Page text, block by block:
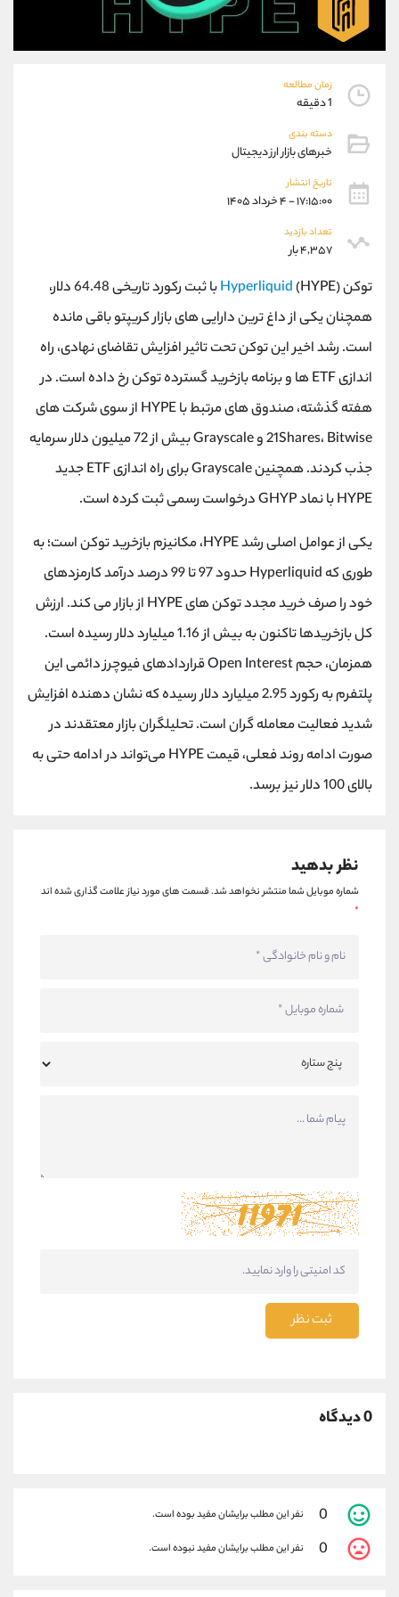
زمان مطالعه
1 دقیقه
دسته بندی
خبرهای بازار ارز دیجیتال
تاریخ انتشار
۱۷:۱۵:۰۰ - ۴ خرداد ۱۴۰۵
تعداد بازدید
۴,۳۵۷ بار
توکن Hyperliquid
(HYPE) با ثبت رکورد تاریخی 64.48 دلار،
همچنان یکی از داغ ترین دارایی های بازار کریپتو باقی مانده
است. رشد اخیر این توکن تحت تاثیر افزایش تقاضای نهادی، راه
اندازی ETF ها و برنامه بازخرید گسترده توکن رخ داده است. در
هفته گذشته، صندوق های مرتبط با HYPE از سوی شرکت های
21Shares، Bitwise و Grayscale بیش از 72 میلیون دلار سرمایه
جذب کردند. همچنین Grayscale برای راه اندازی ETF جدید
HYPE با نماد GHYP درخواست رسمی ثبت کرده است.
یکی از عوامل اصلی رشد HYPE، مکانیزم بازخرید توکن است؛ به
طوری که Hyperliquid حدود 97 تا 99 درصد درآمد کارمزدهای
خود را صرف خرید مجدد توکن های HYPE از بازار می کند. ارزش
کل بازخریدها تاکنون به بیش از 1.16 میلیارد دلار رسیده است.
همزمان، حجم Open Interest قراردادهای فیوچرز دائمی این
پلتفرم به رکورد 2.95 میلیارد دلار رسیده که نشان دهنده افزایش
شدید فعالیت معامله گران است. تحلیلگران بازار معتقدند در
صورت ادامه روند فعلی، قیمت HYPE می‌تواند در ادامه حتی به
بالای 100 دلار نیز برسد.
نظر بدهید
شماره موبایل شما منتشر نخواهد شد.قسمت های مورد نیاز علامت گذاری شده اند
*
ثبت نظر
0 دیدگاه
0 نفر این مطلب برایشان مفید بوده است.
0 نفر این مطلب برایشان مفید نبوده است.
09194198792
واتساپ شروع گفتگو
@Armteam_admin_33
موبایل
تلگرام
تلفن 021-22021030
تلفن 021-22021040
90001030
اینستاگرام
کانال تلگرام @alirezamehrabi_com
کانال بله @alirezamehrabi_official